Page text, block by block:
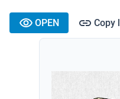
OPEN Copy